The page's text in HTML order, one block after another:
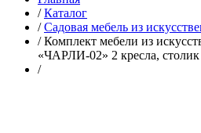
/Каталог
/Садовая мебель из
/Комплект мебели из
«ЧАРЛИ-02» 2 кресла, столик
/